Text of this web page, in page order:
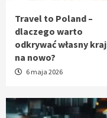
Travel to Poland –
dlaczego warto
odkrywać własny kraj
na nowo?
6 maja 2026